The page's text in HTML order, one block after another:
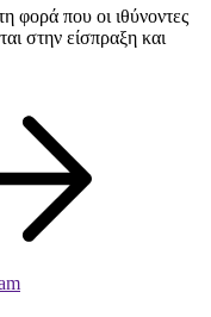
φορά που οι ιθύνοντες
στην είσπραξη και